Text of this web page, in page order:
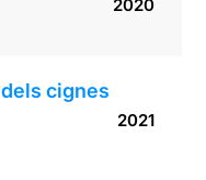
2020
cignes
2021